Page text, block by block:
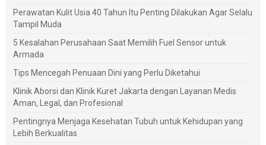
Perawatan Kulit Usia 40 Tahun Itu Penting Dilakukan Agar Selalu
Tampil Muda
5 Kesalahan Perusahaan Saat Memilih Fuel Sensor untuk
Armada
Tips Mencegah Penuaan Dini yang Perlu Diketahui
Klinik Aborsi dan Klinik Kuret Jakarta dengan Layanan Medis
Aman, Legal, dan Profesional
Pentingnya Menjaga Kesehatan Tubuh untuk Kehidupan yang
Lebih Berkualitas